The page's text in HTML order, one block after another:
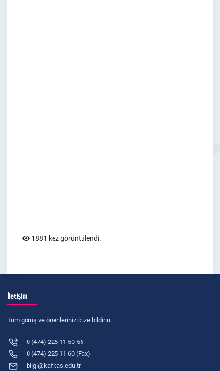
1881 kez görüntülendi.
İletişim
Tüm görüş ve önerilerinizi bize bildirin.
0 (474) 225 11 50-56
0 (474) 225 11 60 (Fax)
bilgi@kafkas.edu.tr